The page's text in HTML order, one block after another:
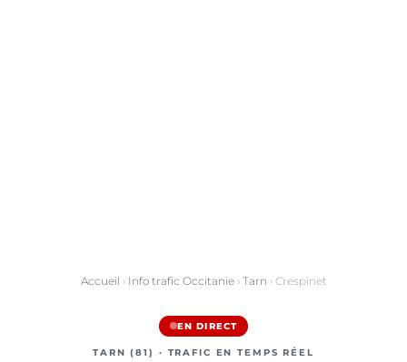
Accueil › Info trafic Occitanie› Tarn › Crespinet
EN DIRECT
TARN (81) · TRAFIC EN TEMPS RÉEL